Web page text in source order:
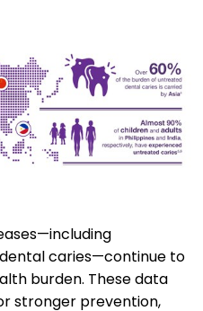
caries—continue to
burden. These data
stronger prevention,